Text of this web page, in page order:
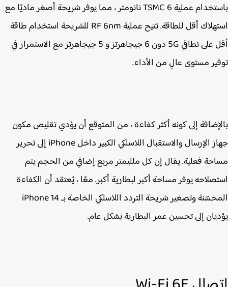
باستخدام عملية TSMC 6 نانومتر ، مما يوفر شريحة أصغر ماديًا مع
استهلاك أقل للطاقة. تتيح عملية RF 6nm للشريحة استخدام طاقة
أقل على نطاقي 5G دون 6 جيجاهرتز و 5 جيجاهرتز مع الاستمرار في
مستوى عالٍ من الأداء.
إلى كونه أكثر كفاءة ، من المتوقع أن يؤدي تقليص مكون
جهاز الإرسال والاستقبال اللاسلكي الكبير داخل iPhone‌ إلى تحرير
فعلية. يقال إن كل ملليمتر مربع إضافي من الحجم يتم
يوفر مساحة أكبر لبطارية أكبر. معًا ، يُعتقد أن الكفاءة
إلى تحسين عمر البطارية بشكل عام.